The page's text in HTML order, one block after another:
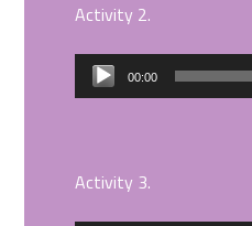
Activity 2.
Reproductor
de
00:00
Activity 3.